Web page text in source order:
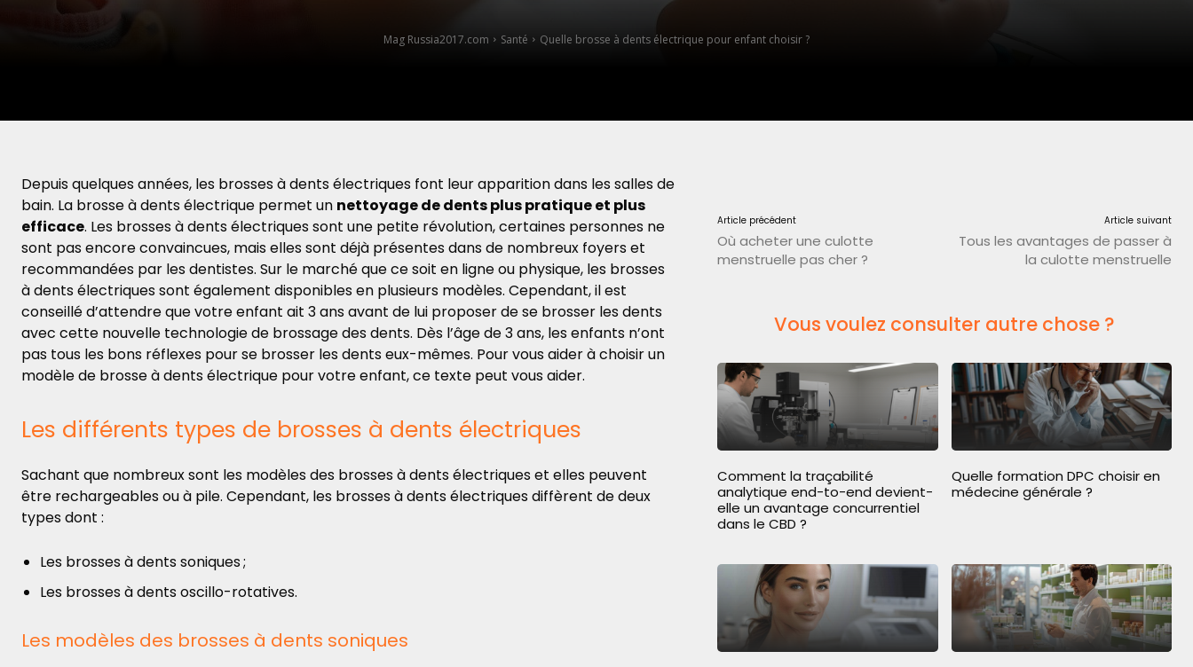
Mag Russia2017.com Santé Quelle brosse à dents électrique pour enfant choisir ?
Depuis quelques années, les brosses à dents électriques font leur apparition dans les salles de
bain. La brosse à dents électrique permet un nettoyage de dents plus pratique et plus
efficace. Les brosses à dents électriques sont une petite révolution, certaines personnes ne
sont pas encore convaincues, mais elles sont déjà présentes dans de nombreux foyers et
recommandées par les dentistes. Sur le marché que ce soit en ligne ou physique, les brosses
à dents électriques sont également disponibles en plusieurs modèles. Cependant, il est
conseillé d’attendre que votre enfant ait 3 ans avant de lui proposer de se brosser les dents
avec cette nouvelle technologie de brossage des dents. Dès l’âge de 3 ans, les enfants n’ont
pas tous les bons réflexes pour se brosser les dents eux-mêmes. Pour vous aider à choisir un
modèle de brosse à dents électrique pour votre enfant, ce texte peut vous aider.
Les différents types de brosses à dents électriques
Sachant que nombreux sont les modèles des brosses à dents électriques et elles peuvent
être rechargeables ou à pile. Cependant, les brosses à dents électriques diffèrent de deux
types dont :
Les brosses à dents soniques ;
Les brosses à dents oscillo-rotatives.
Les modèles des brosses à dents soniques
Article précédent
Où acheter une culotte
menstruelle pas cher ?
Article suivant
Tous les avantages de passer à
la culotte menstruelle
Vous voulez consulter autre chose ?
Comment la traçabilité
analytique end-to-end devient-
elle un avantage concurrentiel
dans le CBD ?
Quelle formation DPC choisir en
médecine générale ?